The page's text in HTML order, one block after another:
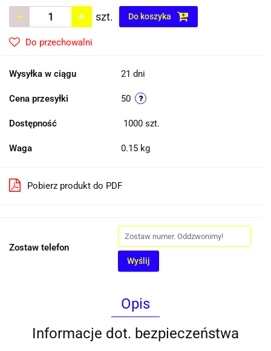
szt. Do koszyka
Do przechowalni
Wysyłka w ciągu 21 dni
Cena przesyłki 50
Dostępność 1000 szt.
Waga 0.15 kg
Pobierz produkt do PDF
Zostaw telefon
Wyślij
Opis
Informacje dot. bezpieczeństwa